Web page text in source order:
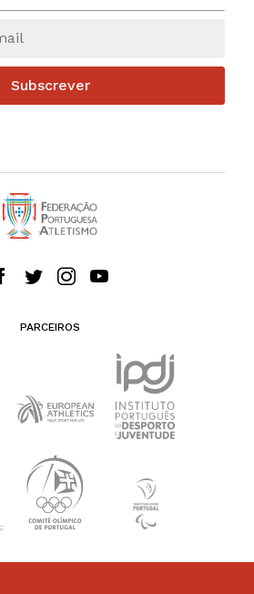
Subscrever
PARCEIROS